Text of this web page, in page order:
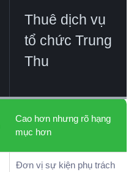
Thuê dịch vụ
tổ chức Trung
Thu
Cao hơn nhưng rõ hạng
mục hơn
Đơn vị sự kiện phụ trách